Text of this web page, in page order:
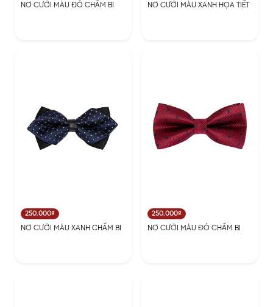
NƠ CƯỚI MÀU ĐỎ CHẤM BI NƠ CƯỚI MÀU XANH HỌA TIẾT
250.000₫
NƠ CƯỚI MÀU XANH CHẤM BI
250.000₫
NƠ CƯỚI MÀU ĐỎ CHẤM BI